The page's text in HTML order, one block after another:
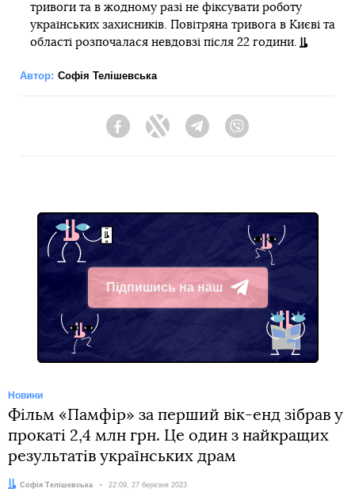
тривоги та в жодному разі не фіксувати роботу
українських захисників. Повітряна тривога в Києві та
області розпочалася невдовзі після 22 години.
Автор: Софія Телішевська
FacebookTwitter Telegram
Підпишись на наш
Telegram
Новини
Фільм «Памфір» за перший вік-енд зібрав у
прокаті 2,4 млн грн. Це один з найкращих
результатів українських драм
Автор:
Софія Телішевська Дата:
22:09, 27 березня 2023